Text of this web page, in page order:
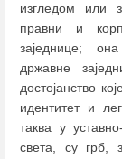
изгледом или
правни и
заједнице;
државне
достојанство
идентитет и
таква у
света, су грб,